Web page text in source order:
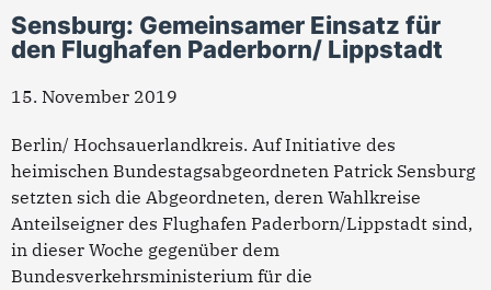
Sensburg: Gemeinsamer Einsatz für
den Flughafen Paderborn/ Lippstadt
15. November 2019
Berlin/ Hochsauerlandkreis. Auf Initiative des
heimischen Bundestagsabgeordneten Patrick Sensburg
setzten sich die Abgeordneten, deren Wahlkreise
Anteilseigner des Flughafen Paderborn/Lippstadt sind,
in dieser Woche gegenüber dem
Bundesverkehrsministerium für die